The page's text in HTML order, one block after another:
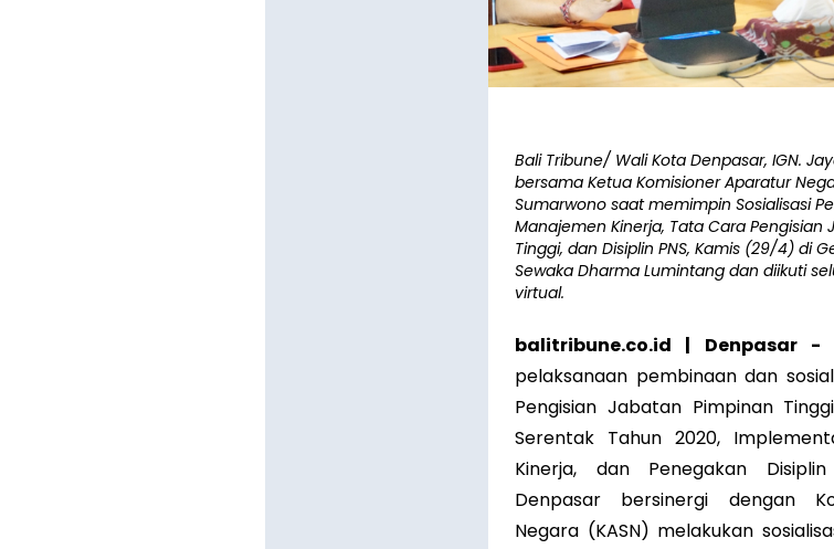
Bali Tribune/ Wali Kota Denpasar, IGN.
bersama Ketua Komisioner Aparatur
Sumarwono saat memimpin Sosialisasi
Manajemen Kinerja, Tata Cara Pengisian
Tinggi, dan Disiplin PNS, Kamis (29/4) di
Sewaka Dharma Lumintang dan diikuti
virtual.
balitribune.co.id | Denpasar-
pelaksanaan pembinaan dan
Pengisian Jabatan Pimpinan
Serentak Tahun 2020,
Kinerja, dan Penegakan
Denpasar bersinergi dengan
Negara (KASN) melakukan